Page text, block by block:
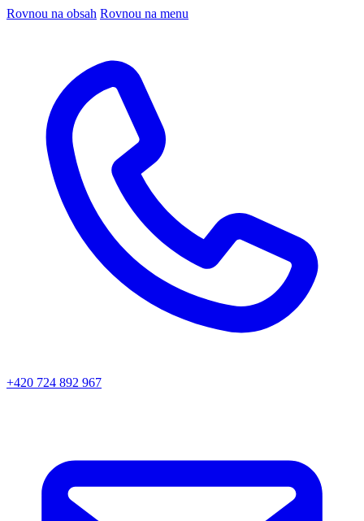
Rovnou na obsah Rovnou na menu
+420 724 892 967